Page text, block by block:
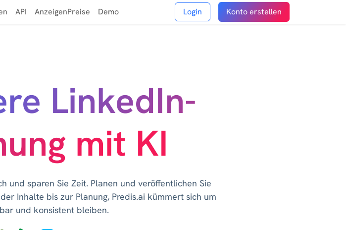
API AnzeigenPreise Demo Login Konto erstellen
LinkedIn-
mit KI
und sparen Sie Zeit. Planen und veröffentlichen Sie
Inhalte bis zur Planung, Predis.ai kümmert sich um
und konsistent bleiben.